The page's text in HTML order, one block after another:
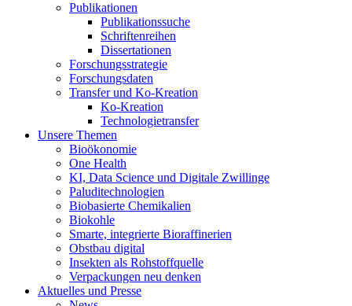
Publikationen
Publikationssuche
Schriftenreihen
Dissertationen
Forschungsstrategie
Forschungsdaten
Transfer und Ko-Kreation
Ko-Kreation
Technologietransfer
Unsere Themen
Bioökonomie
One Health
KI, Data Science und Digitale Zwillinge
Paluditechnologien
Biobasierte Chemikalien
Biokohle
Smarte, integrierte Bioraffinerien
Obstbau digital
Insekten als Rohstoffquelle
Verpackungen neu denken
Aktuelles und Presse